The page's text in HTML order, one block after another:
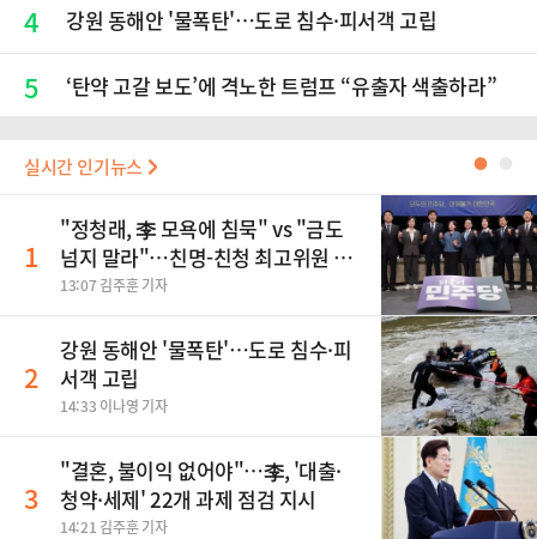
4 강원 동해안 '물폭탄'…도로 침수·피서객 고립
5 ‘탄약 고갈 보도’에 격노한 트럼프 “유출자 색출하라”
실시간 인기뉴스 ●
1
"정청래, 李 모욕에 침묵" vs "금도
넘지 말라"…친명-친청 최고위원 후
보, 제주서 격돌
13:07 김주훈 기자
2
강원 동해안 '물폭탄'…도로 침수·피
서객 고립
14:33 이나영 기자
3
"결혼, 불이익 없어야"…李, '대출·
청약·세제' 22개 과제 점검 지시
14:21 김주훈 기자